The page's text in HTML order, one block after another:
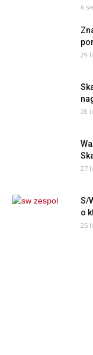
6
29
28
27
S/
o
25